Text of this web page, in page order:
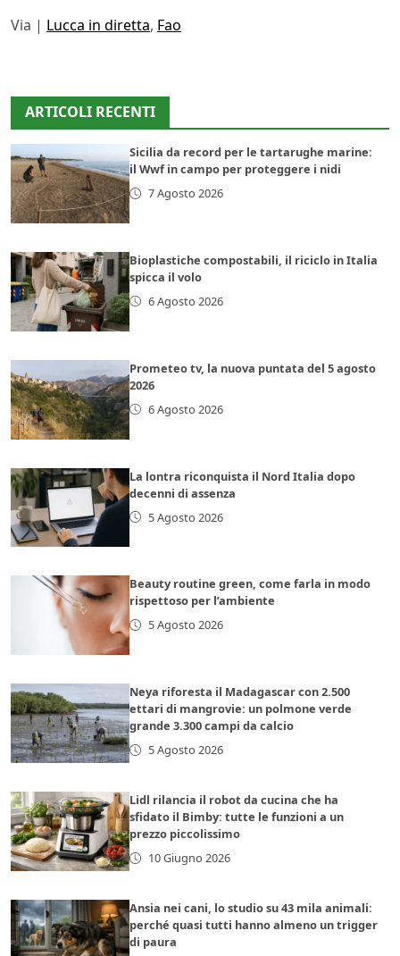
Via | Lucca in diretta, Fao
ARTICOLI RECENTI
Sicilia da record per le tartarughe marine:
il Wwf in campo per proteggere i nidi
7 Agosto 2026
Bioplastiche compostabili, il riciclo in Italia
spicca il volo
6 Agosto 2026
Prometeo tv, la nuova puntata del 5 agosto
2026
6 Agosto 2026
La lontra riconquista il Nord Italia dopo
decenni di assenza
5 Agosto 2026
Beauty routine green, come farla in modo
rispettoso per l’ambiente
5 Agosto 2026
Neya riforesta il Madagascar con 2.500
ettari di mangrovie: un polmone verde
grande 3.300 campi da calcio
5 Agosto 2026
Lidl rilancia il robot da cucina che ha
sfidato il Bimby: tutte le funzioni a un
prezzo piccolissimo
10 Giugno 2026
Ansia nei cani, lo studio su 43 mila animali:
perché quasi tutti hanno almeno un trigger
di paura